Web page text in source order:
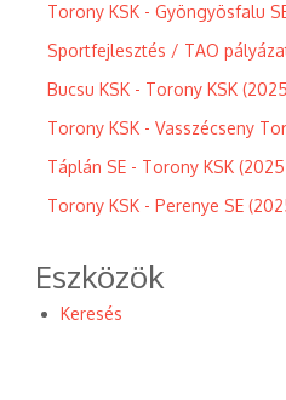
Torony KSK - Gyöngyösfalu
Sportfejlesztés / TAO
Bucsu KSK - Torony KSK
Torony KSK - Vasszécseny
Táplán SE - Torony KSK
Torony KSK - Perenye SE
Eszközök
Keresés